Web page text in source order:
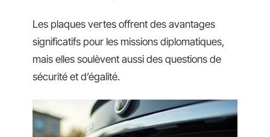
Les plaques vertes offrent des avantages
significatifs pour les missions diplomatiques,
mais elles soulèvent aussi des questions de
sécurité et d’égalité.